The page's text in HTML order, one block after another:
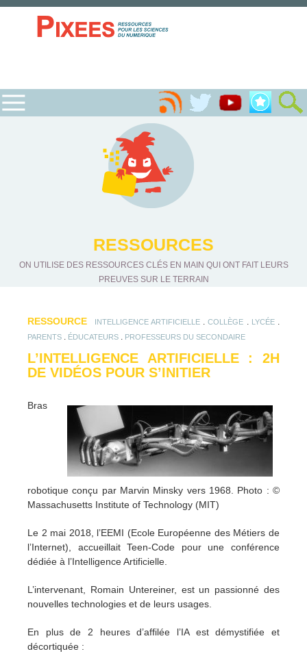
RESSOURCES
ON UTILISE DES RESSOURCES CLÉS EN MAIN QUI ONT FAIT LEURS
PREUVES SUR LE TERRAIN
RESSOURCE INTELLIGENCE ARTIFICIELLE.COLLÈGE LYCÉE.
PARENTS ÉDUCATEURS PROFESSEURS DU SECONDAIRE
L’INTELLIGENCE ARTIFICIELLE : 2H
DE VIDÉOS POUR S’INITIER
Bras
robotique conçu par Marvin Minsky vers 1968. Photo : ©
Massachusetts Institute of Technology (MIT)
Le 2 mai 2018, l’EEMI (Ecole Européenne des Métiers de
l’Internet), accueillait Teen-Code pour une conférence
dédiée à l’Intelligence Artificielle.
L’intervenant, Romain Untereiner, est un passionné des
nouvelles technologies et de leurs usages.
En plus de 2 heures d’affilée l’IA est démystifiée et
décortiquée :